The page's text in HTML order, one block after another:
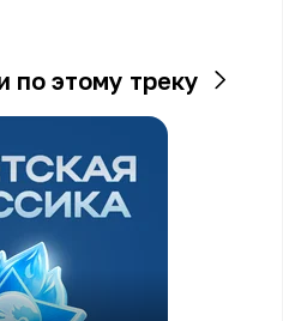
по этому треку